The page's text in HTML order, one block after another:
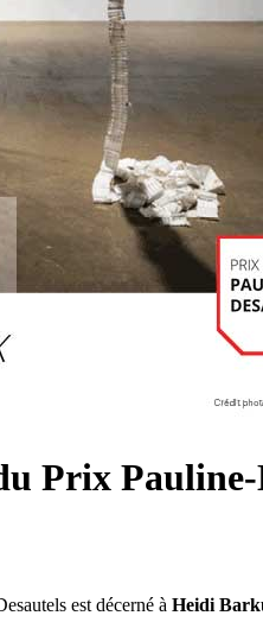
Prix
est décerné à Heidi